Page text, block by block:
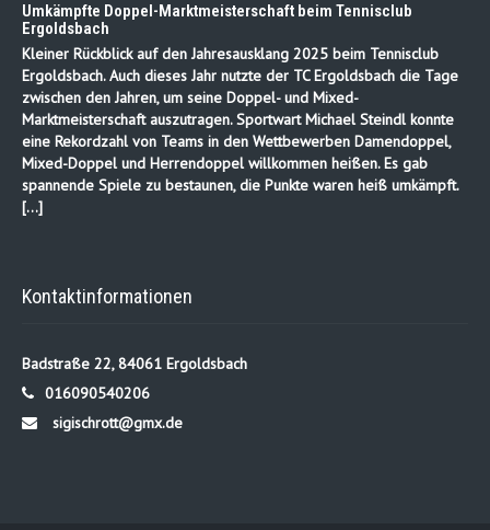
Umkämpfte Doppel-Marktmeisterschaft beim Tennisclub
Ergoldsbach
Kleiner Rückblick auf den Jahresausklang 2025 beim Tennisclub
Ergoldsbach. Auch dieses Jahr nutzte der TC Ergoldsbach die Tage
zwischen den Jahren, um seine Doppel- und Mixed-
Marktmeisterschaft auszutragen. Sportwart Michael Steindl konnte
eine Rekordzahl von Teams in den Wettbewerben Damendoppel,
Mixed-Doppel und Herrendoppel willkommen heißen. Es gab
spannende Spiele zu bestaunen, die Punkte waren heiß umkämpft.
[…]
Kontaktinformationen
Badstraße 22, 84061 Ergoldsbach
016090540206
sigischrott@gmx.de